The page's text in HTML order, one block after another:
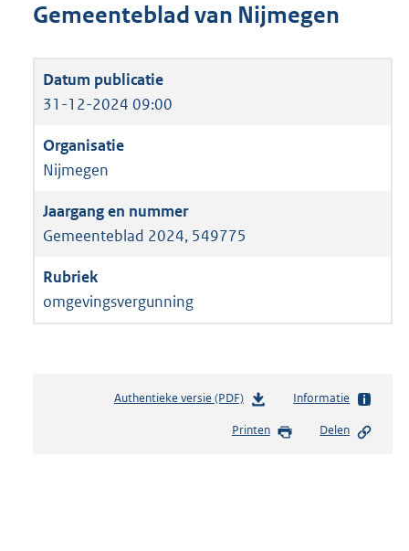
Gemeenteblad van Nijmegen
31-12-2024 09:00
Nijmegen
Gemeenteblad 2024, 549775
omgevingsvergunning
Authentieke versie (PDF)b
s
Informatie
Printen Delen